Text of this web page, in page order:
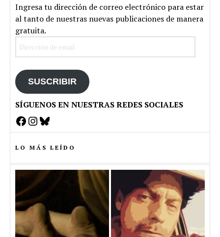
Ingresa tu dirección de correo electrónico para estar
al tanto de nuestras nuevas publicaciones de manera
gratuita.
SUSCRIBIR
SÍGUENOS EN NUESTRAS REDES SOCIALES
Facebook
Instagram
Bluesky
LO MÁS LEÍDO